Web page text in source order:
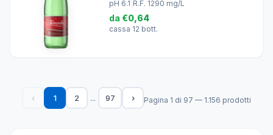
pH 6.1 R.F. 1290 mg/L
da €0,64
cassa 12 bott.
‹ 1 2 ... 97 › Pagina 1 di 97 — 1.156 prodotti